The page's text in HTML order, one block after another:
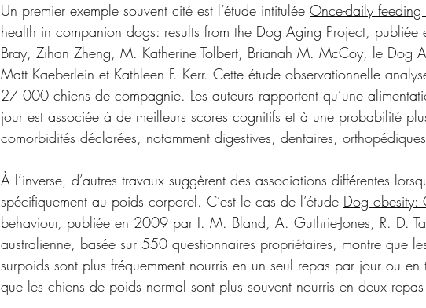
Un premier exemple souvent cité est l’étude intitulée Once-daily
health in companion dogs: results from the Dog Aging Project, publiée
Bray, Zihan Zheng, M. Katherine Tolbert, Brianah M. McCoy, le Dog
Matt Kaeberlein et Kathleen F. Kerr. Cette étude observationnelle
27 000 chiens de compagnie. Les auteurs rapportent qu’une
jour est associée à de meilleurs scores cognitifs et à une probabilité
comorbidités déclarées, notamment digestives, dentaires,
À l’inverse, d’autres travaux suggèrent des associations différentes
spécifiquement au poids corporel. C’est le cas de l’étude Dog obesity:
behaviour, publiée en 2009 par I. M. Bland, A. Guthrie-Jones, R. D.
australienne, basée sur 550 questionnaires propriétaires, montre que
surpoids sont plus fréquemment nourris en un seul repas par jour ou
que les chiens de poids normal sont plus souvent nourris en deux